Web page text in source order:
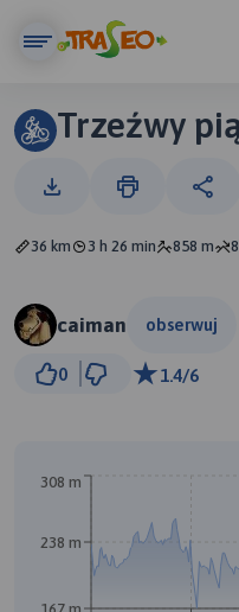
Trzeźwy
36 km 3 h 26 min 858 m
caiman obserwuj
0 1.4/6
238 m
308 m